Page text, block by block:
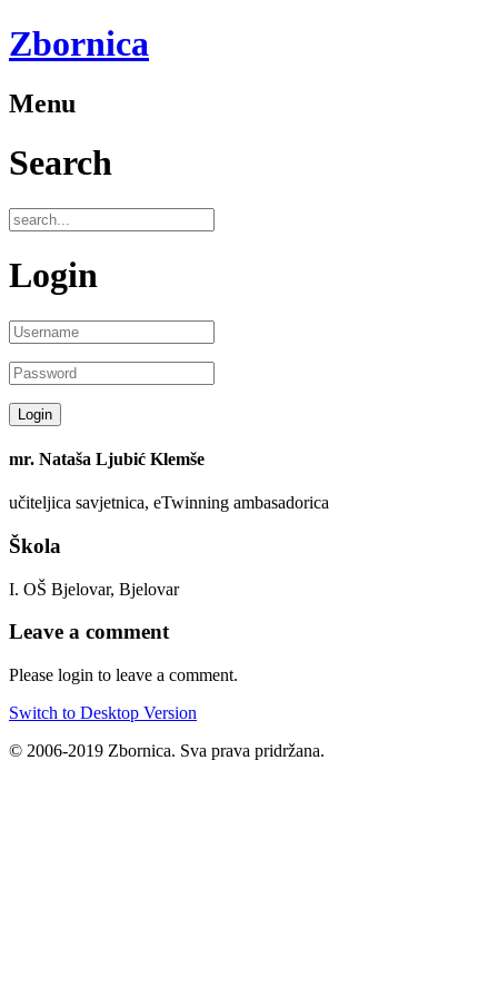
Zbornica
Menu
Search
Login
mr. Nataša Ljubić Klemše
učiteljica savjetnica, eTwinning ambasadorica
Škola
I. OŠ Bjelovar, Bjelovar
Leave a comment
Please login to leave a comment.
Switch to Desktop Version
© 2006-2019 Zbornica. Sva prava pridržana.